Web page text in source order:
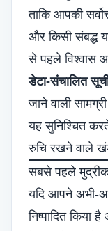
ताकि आपकी
और किसी संबद्ध
से पहले विश्वास
डेटा-संचालित
जाने वाली
यह सुनिश्चित
रुचि रखने वाले
सबसे पहले
यदि आपने अभी-
निष्पादित